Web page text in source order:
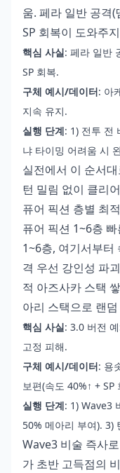
움. 페라 일반 공격
SP 회복이 도와주
핵심 사실: 페라 일반
SP 회복.
구체 예시/데이터: 아
지속 유지.
실행 단계: 1) 전투 전
냐 타이밍 어려움 시
실전에서 이 순서
턴 밀림 없이 클리
퓨어 픽션 층별 최
퓨어 픽션 1~6층
1~6층, 여기서부터
격 우선 강인성 파
적 아즈사카 스택
아리 스택으로 랜
핵심 사실: 3.0 버전
고정 피해.
구체 예시/데이터: 용
보편(속도 40%↑ + SP
실행 단계: 1) Wave3
50% 메아리 부여). 3)
Wave3 비술 즉사
가 초반 고득점의